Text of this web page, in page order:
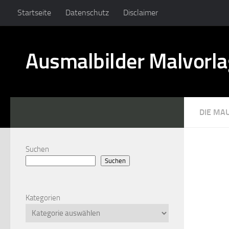
Startseite Datenschutz Disclaimer
Ausmalbilder
DIE
Suchen
Suchen
Kategorien